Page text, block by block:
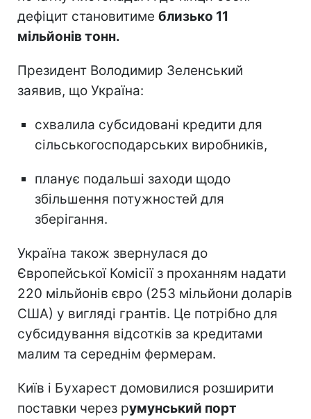
дефіцит становитиме близько 11
мільйонів тонн.
Президент Володимир Зеленський
заявив, що Україна:
схвалила субсидовані кредити для
сільськогосподарських виробників,
планує подальші заходи щодо
збільшення потужностей для
зберігання.
Україна також звернулася до
Європейської Комісії з проханням надати
220 мільйонів євро (253 мільйони доларів
США) у вигляді грантів. Це потрібно для
субсидування відсотків за кредитами
малим та середнім фермерам.
Київ і Бухарест домовилися розширити
поставки через румунський порт